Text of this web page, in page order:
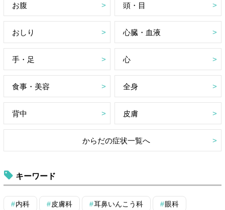
お腹 頭・目
おしり 心臓・血液
手・足 心
食事・美容 全身
背中 皮膚
からだの症状一覧へ
キーワード
内科 皮膚科 耳鼻いんこう科 眼科